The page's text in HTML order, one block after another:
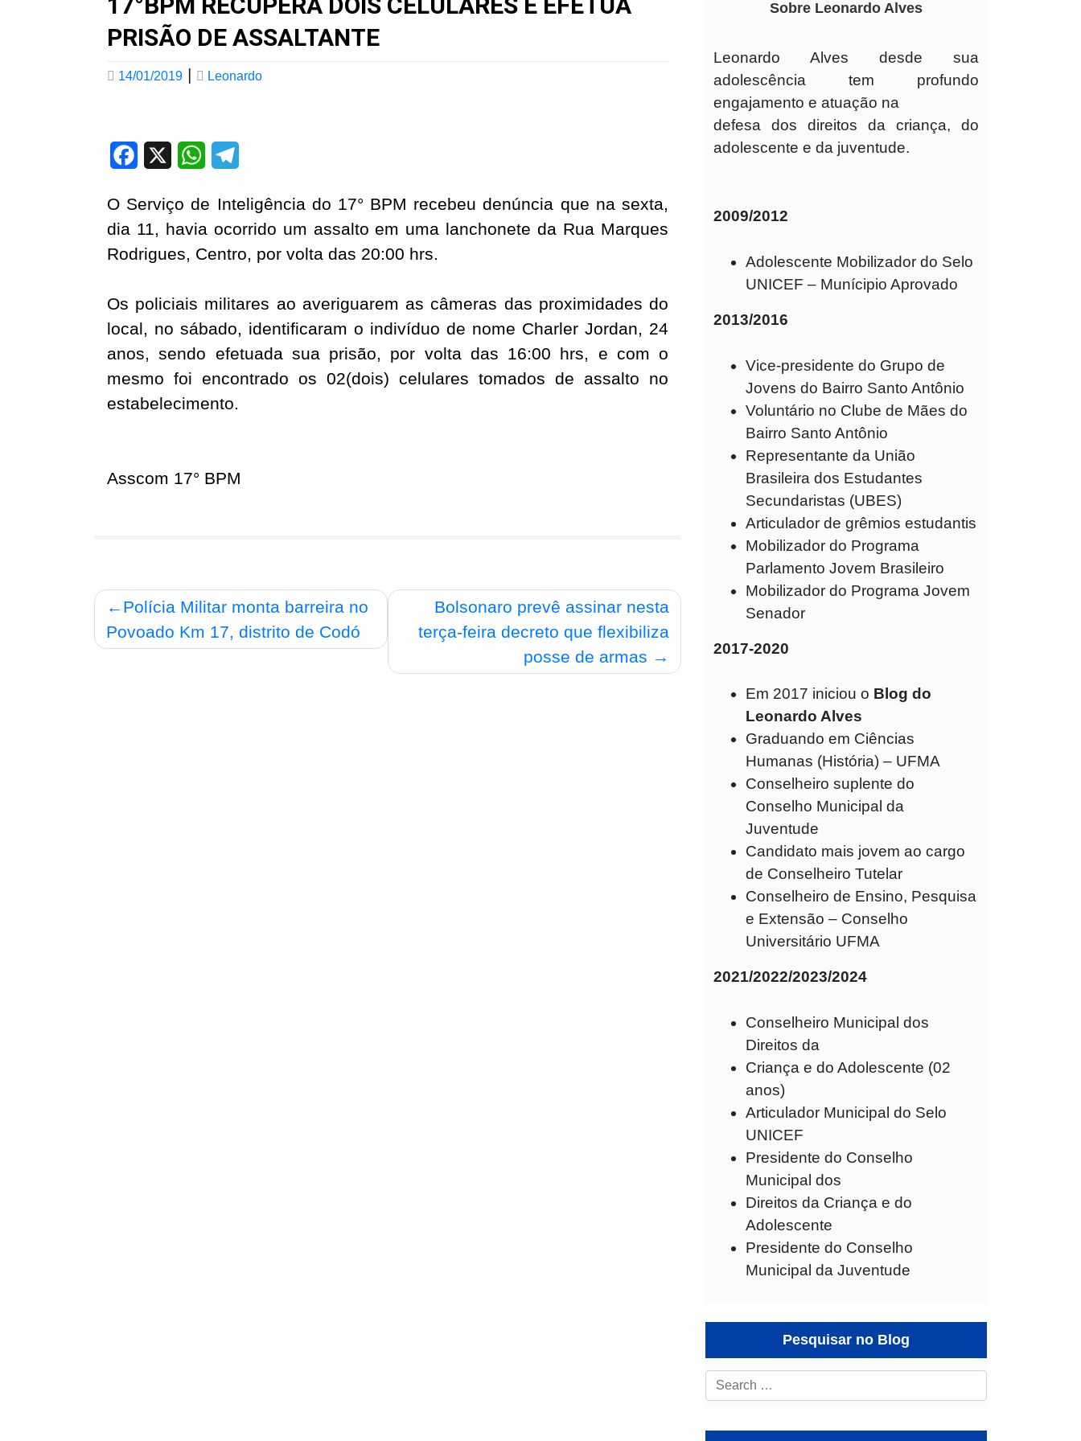
PRISÃO DE ASSALTANTE
14/01/2019 | Leonardo
Facebook WhatsApp
O Serviço de Inteligência do 17° BPM recebeu denúncia que na sexta,
dia 11, havia ocorrido um assalto em uma lanchonete da Rua Marques
Rodrigues, Centro, por volta das 20:00 hrs.
Os policiais militares ao averiguarem as câmeras das proximidades do
local, no sábado, identificaram o indivíduo de nome Charler Jordan, 24
anos, sendo efetuada sua prisão, por volta das 16:00 hrs, e com o
mesmo foi encontrado os 02(dois) celulares tomados de assalto no
estabelecimento.
Asscom 17° BPM
Navegação
de
Post
Polícia Militar monta barreira no
Povoado Km 17, distrito de Codó
Bolsonaro prevê assinar nesta
terça-feira decreto que flexibiliza
posse de armas
Sobre Leonardo Alves
Leonardo Alves desde sua
adolescência tem profundo
engajamento e atuação na
defesa dos direitos da criança, do
adolescente e da juventude.
2009/2012
Adolescente Mobilizador do Selo
UNICEF – Munícipio Aprovado
2013/2016
Vice-presidente do Grupo de
Jovens do Bairro Santo Antônio
Voluntário no Clube de Mães do
Bairro Santo Antônio
Representante da União
Brasileira dos Estudantes
Secundaristas (UBES)
Articulador de grêmios estudantis
Mobilizador do Programa
Parlamento Jovem Brasileiro
Mobilizador do Programa Jovem
Senador
2017-2020
Em 2017 iniciou o Blog do
Leonardo Alves
Graduando em Ciências
Humanas (História) – UFMA
Conselheiro suplente do
Conselho Municipal da
Juventude
Candidato mais jovem ao cargo
de Conselheiro Tutelar
Conselheiro de Ensino, Pesquisa
e Extensão – Conselho
Universitário UFMA
2021/2022/2023/2024
Conselheiro Municipal dos
Direitos da
Criança e do Adolescente (02
anos)
Articulador Municipal do Selo
UNICEF
Presidente do Conselho
Municipal dos
Direitos da Criança e do
Adolescente
Presidente do Conselho
Municipal da Juventude
Pesquisar no Blog